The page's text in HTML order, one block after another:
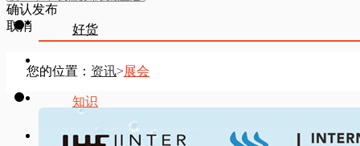
好货
知识
确认发布
取消
您的位置： 资讯>展会